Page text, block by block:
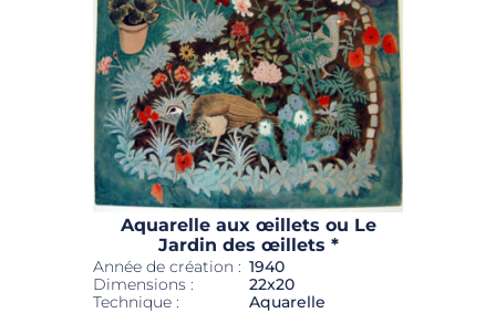
Aquarelle aux œillets ou Le
Jardin des œillets *
Année de création : 1940
Dimensions :
22x20
Technique :
Aquarelle